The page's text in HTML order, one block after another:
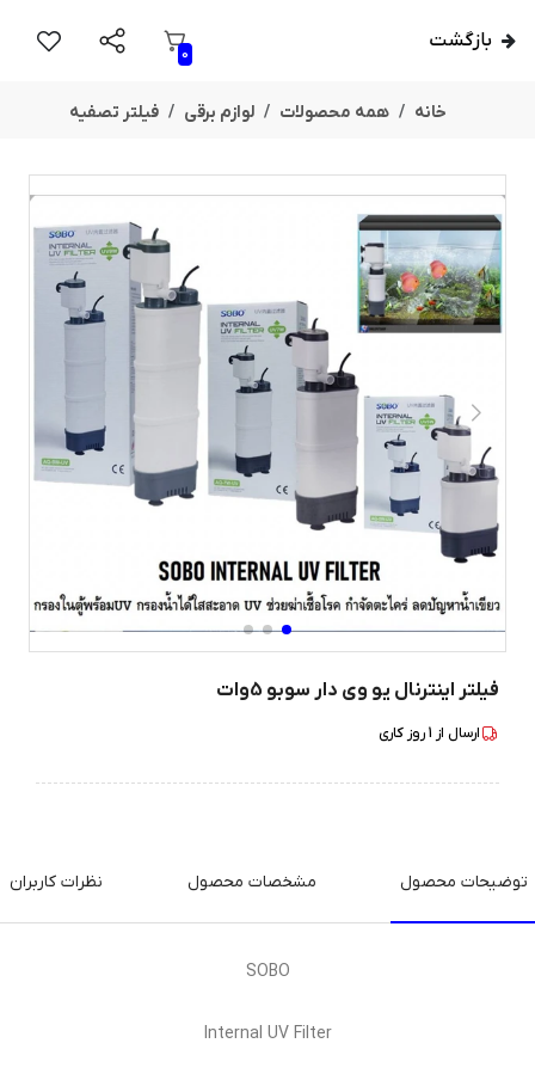
بازگشت
0
خانه همه محصولات لوازم برقی فیلتر تصفیه
فیلتر اینترنال یو وی دار سوبو 5وات
ارسال از 1روز کاری
توضیحات محصول مشخصات محصول نظرات کاربران
SOBO
Internal UV Filter